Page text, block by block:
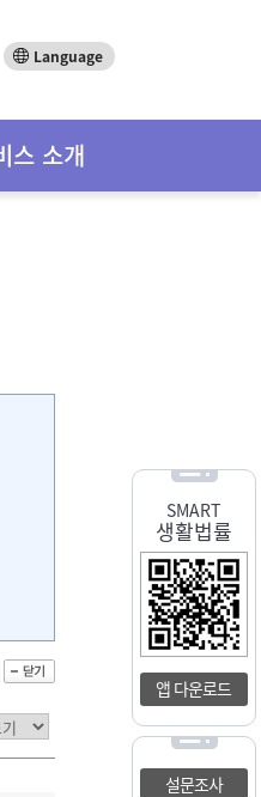
Language
스 소개
SMART
생활법률
앱 다운로드
설문조사